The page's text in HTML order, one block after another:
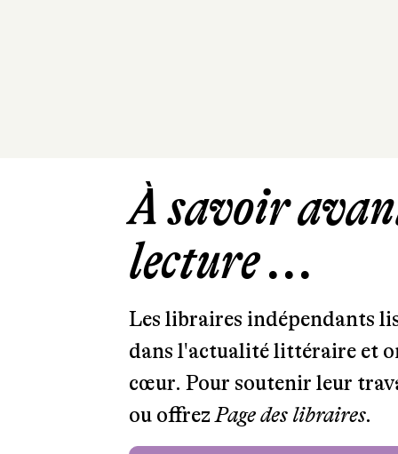
À savoir
lecture ...
Les libraires indépendants
dans l'actualité littéraire et
cœur. Pour soutenir leur
ou offrezPage des libraires.